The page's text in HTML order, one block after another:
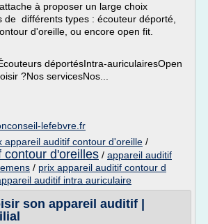
à proposer un large choix
de différents types : écouteur déporté,
d'oreille, ou encore open fit.
déportésIntra-auriculairesOpen
?Nos servicesNos...
lefebvre.fr
appareil auditif contour d'oreille /
contour d'oreilles / appareil auditif
/ prix appareil auditif contour d
auditif intra auriculaire
son appareil auditif |